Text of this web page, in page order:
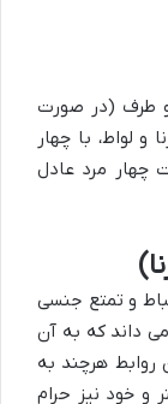
هر دو طرف (در صورت
لواط، با چهار
چهار مرد عادل
و تمتع جنسی
می داند که به آن
روابط هرچند به
و خود نیز حرام